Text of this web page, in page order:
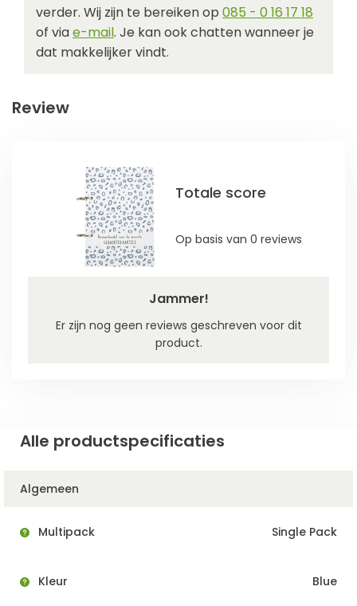
verder. Wij zijn te bereiken op 085 - 0 16 17 18
of viae-mail. Je kan ook chatten wanneer je
dat makkelijker vindt.
Review
Jammer!
Er zijn nog geen reviews geschreven voor dit
product.
Totale score
Op basis van 0 reviews
Alle productspecificaties
Algemeen
Multipack Single Pack
Kleur Blue